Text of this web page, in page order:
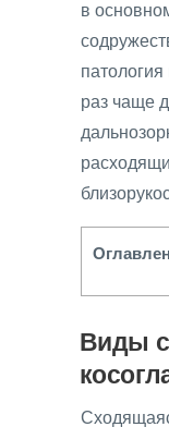
в
патология
раз чаще
Виды